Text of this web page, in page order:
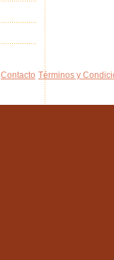
Contacto Términos y